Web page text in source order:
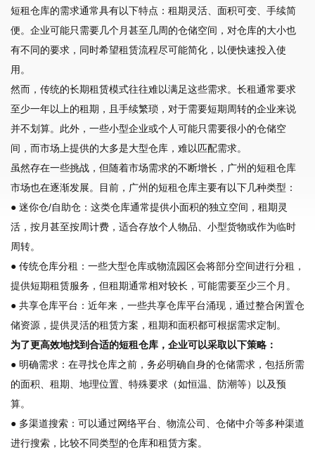
短租仓库的需求通常具有以下特点：租期灵活、面积可变、手续简
便。企业可能只需要几个月甚至几周的仓储空间，对仓库的大小也
有不同的要求，同时希望租赁流程尽可能简化，以便快速投入使
用。
然而，传统的长期租赁模式往往难以满足这些需求。长租通常要求
至少一年以上的租期，且手续繁琐，对于需要短期周转的企业来说
并不划算。此外，一些小型企业或个人可能只需要很小的仓储空
间，而市场上提供的大多是大型仓库，难以匹配需求。
虽然存在一些挑战，但随着市场需求的不断增长，广州的短租仓库
市场也在逐渐发展。目前，广州的短租仓库主要有以下几种类型：
● 迷你仓/自助仓：这类仓库通常提供小面积的独立空间，租期灵
活，按月甚至按周计费，适合存放个人物品、小型货物或作为临时
周转。
● 传统仓库分租：一些大型仓库或物流园区会将部分空间进行分租，
提供短期租赁服务，但租期通常相对较长，可能需要至少三个月。
● 共享仓库平台：近年来，一些共享仓库平台涌现，通过整合闲置仓
储资源，提供灵活的租赁方案，租期和面积都可根据需求定制。
为了更高效地找到合适的短租仓库，企业可以采取以下策略：
● 明确需求：在寻找仓库之前，务必明确自身的仓储需求，包括所需
的面积、租期、地理位置、特殊要求（如恒温、防潮等）以及预
算。
● 多渠道搜索：可以通过网络平台、物流公司、仓储中介等多种渠道
进行搜索，比较不同类型的仓库和租赁方案。